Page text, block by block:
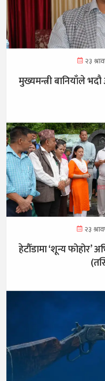
२३
मुख्यमन्त्री बानियाँले
२३
हेटौँडामा ‘शून्य फोहोर’